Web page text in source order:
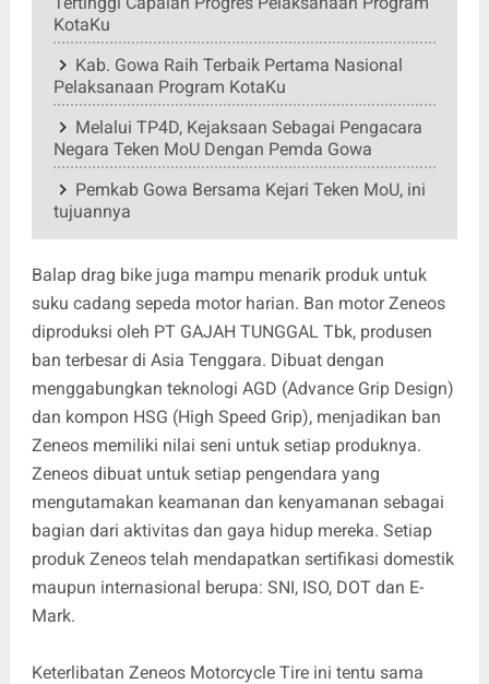
KotaKu
Kab. Gowa Raih Terbaik Pertama Nasional
Pelaksanaan Program KotaKu
Melalui TP4D, Kejaksaan Sebagai Pengacara
Negara Teken MoU Dengan Pemda Gowa
Pemkab Gowa Bersama Kejari Teken MoU, ini
tujuannya
Balap drag bike juga mampu menarik produk untuk
suku cadang sepeda motor harian. Ban motor Zeneos
diproduksi oleh PT GAJAH TUNGGAL Tbk, produsen
ban terbesar di Asia Tenggara. Dibuat dengan
menggabungkan teknologi AGD (Advance Grip Design)
dan kompon HSG (High Speed Grip), menjadikan ban
Zeneos memiliki nilai seni untuk setiap produknya.
Zeneos dibuat untuk setiap pengendara yang
mengutamakan keamanan dan kenyamanan sebagai
bagian dari aktivitas dan gaya hidup mereka. Setiap
produk Zeneos telah mendapatkan sertifikasi domestik
maupun internasional berupa: SNI, ISO, DOT dan E-
Mark.
Keterlibatan Zeneos Motorcycle Tire ini tentu sama